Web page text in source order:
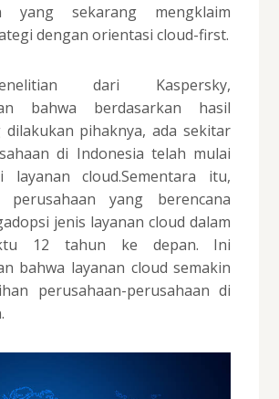
yang sekarang mengklaim
dengan orientasi cloud-first.
dari Kaspersky,
bahwa berdasarkan hasil
dilakukan pihaknya, ada sekitar
di Indonesia telah mulai
layanan cloud.Sementara itu,
perusahaan yang berencana
jenis layanan cloud dalam
12 tahun ke depan. Ini
bahwa layanan cloud semakin
perusahaan-perusahaan di